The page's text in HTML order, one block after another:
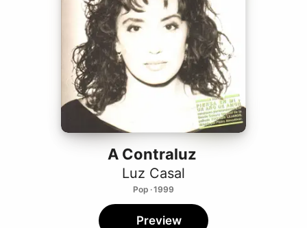
Install Apple Music
A Contraluz
Luz Casal
Pop · 1999
Preview